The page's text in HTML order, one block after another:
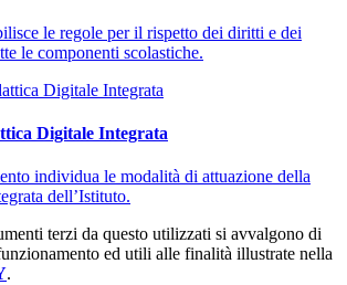
le regole per il rispetto dei diritti e dei
le componenti scolastiche.
Digitale Integrata
individua le modalità di attuazione della
dell’Istituto.
terzi da questo utilizzati si avvalgono di
ed utili alle finalità illustrate nella
.